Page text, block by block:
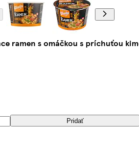
ramen s omáčkou s príchuťou
Pridať